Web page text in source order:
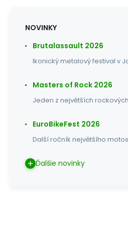
NOVINKY
Brutalassault 2026
Ikonický metalový festival v
Masters of Rock 2026
Jeden z největších
EuroBikeFest 2026
Další ročník největšího
Ďalšie novinky